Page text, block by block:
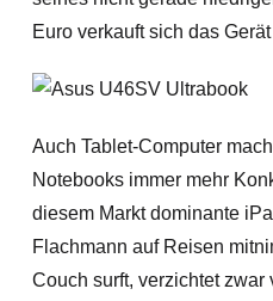
Euro verkauft sich das Gerät
Auch Tablet-Computer
Notebooks immer mehr
diesem Markt dominante
Flachmann auf Reisen
Couch surft, verzichtet